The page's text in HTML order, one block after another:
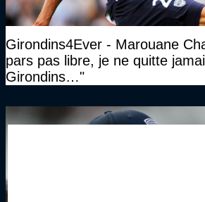
Girondins4Ever - Marouane
pars pas libre, je ne quitte
Girondins…"